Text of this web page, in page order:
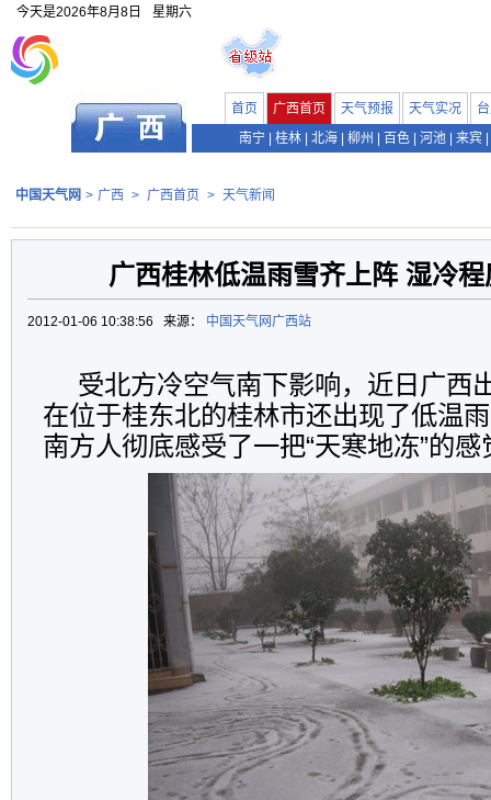
今天是2026年8月8日 星期六
首页 广西首页 天气预报 天气实况
南宁
桂林 北海 柳州 百色 河池 来宾
中国天气网 > 广西 > 广西首页 > 天气新闻
广西桂林低温雨雪齐上阵 湿冷
2012-01-06 10:38:56 来源： 中国天气网广西站
受北方冷空气南下影响，近日广西
在位于桂东北的桂林市还出现了低温
南方人彻底感受了一把“天寒地冻”的感